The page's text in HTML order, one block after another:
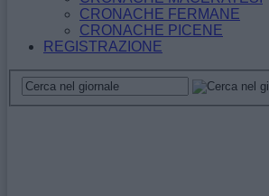
CRONACHE FERMANE
CRONACHE PICENE
REGISTRAZIONE